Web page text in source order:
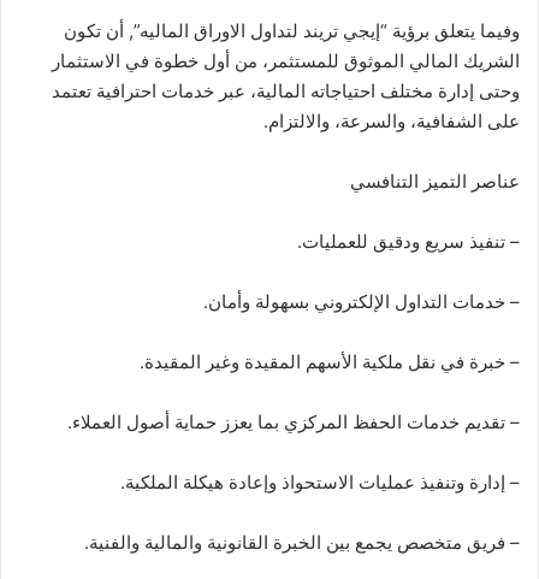
وفيما يتعلق برؤية “إيجي تريند لتداول الاوراق الماليه”, أن تكون
الشريك المالي الموثوق للمستثمر، من أول خطوة في الاستثمار
وحتى إدارة مختلف احتياجاته المالية، عبر خدمات احترافية تعتمد
على الشفافية، والسرعة، والالتزام.
عناصر التميز التنافسي
– تنفيذ سريع ودقيق للعمليات.
– خدمات التداول الإلكتروني بسهولة وأمان.
– خبرة في نقل ملكية الأسهم المقيدة وغير المقيدة.
– تقديم خدمات الحفظ المركزي بما يعزز حماية أصول العملاء.
– إدارة وتنفيذ عمليات الاستحواذ وإعادة هيكلة الملكية.
– فريق متخصص يجمع بين الخبرة القانونية والمالية والفنية.